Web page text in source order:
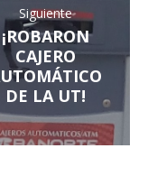
Siguiente
¡ROBARON
CAJERO
DE LA UT!